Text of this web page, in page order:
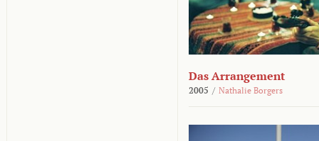
Das Arrangement
2005 / Nathalie Borgers